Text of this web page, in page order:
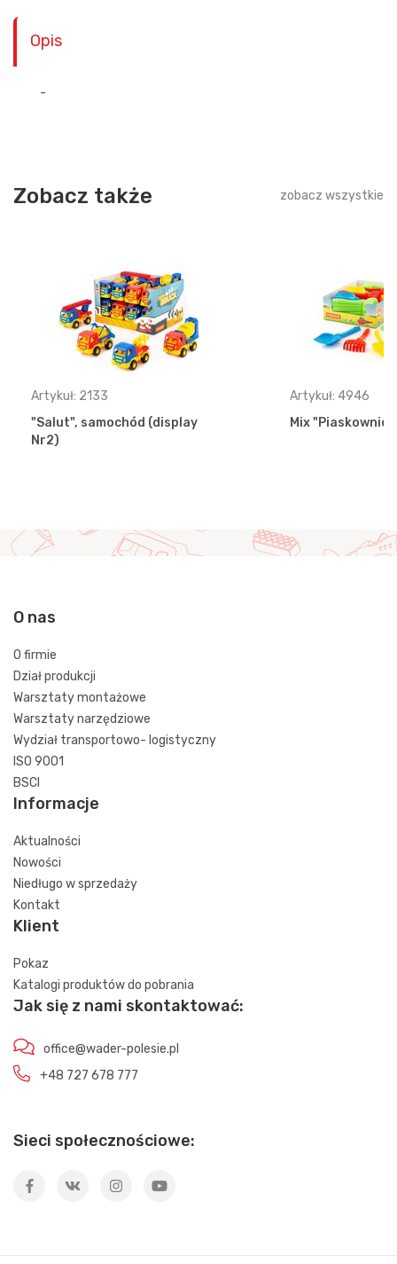
Opis
-
Zobacz także zobacz wszystkie
Artykuł: 2133
"Salut", samochód (display
Nr2)
Artykuł: 4946
Mix
O nas
O firmie
Dział produkcji
Warsztaty montażowe
Warsztaty narzędziowe
Wydział transportowo- logistyczny
ISO 9001
BSCI
Informacje
Aktualności
Nowości
Niedługo w sprzedaży
Kontakt
Klient
Pokaz
Katalogi produktów do pobrania
Jak się z nami skontaktować:
office@wader-polesie.pl
+48 727 678 777
Sieci społecznościowe: